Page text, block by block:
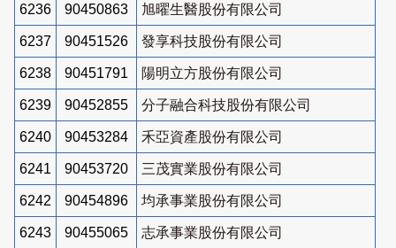
6236 90450863 旭曜生醫股份有限公司
6237 90451526 發享科技股份有限公司
6238 90451791 陽明立方股份有限公司
6239 90452855 分子融合科技股份有限公司
6240 90453284 禾亞資產股份有限公司
6241 90453720 三茂實業股份有限公司
6242 90454896 均承事業股份有限公司
6243 90455065 志承事業股份有限公司